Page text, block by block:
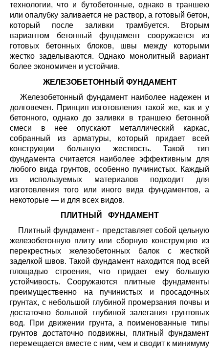
технологии, что и бутобетонные, однако в траншею
или опалубку заливается не раствор, а готовый бетон,
который после заливки трамбуется. Вторым
вариантом бетонный фундамент сооружается из
готовых бетонных блоков, швы между которыми
жестко заделываются. Однако монолитный вариант
более экономичен и устойчив.
ЖЕЛЕЗОБЕТОННЫЙ ФУНДАМЕНТ
Железобетонный фундамент наиболее надежен и
долговечен. Принцип изготовления такой же, как и у
бетонного, однако до заливки в траншею бетонной
смеси в нее опускают металлический каркас,
собранный из арматуры, который придает всей
конструкции большую жесткость. Такой тип
фундамента считается наиболее эффективным для
любого вида грунтов, особенно пучинистых. Каждый
из используемых материалов подходит для
изготовления того или иного вида фундаментов, а
некоторые — и для всех видов.
ПЛИТНЫЙ ФУНДАМЕНТ
Плитный фундамент - представляет собой цельную
железобетонную плиту или сборную конструкцию из
перекрестных железобетонных балок с жесткой
заделкой швов. Такой фундамент находится под всей
площадью строения, что придает ему большую
устойчивость. Сооружаются плитные фундаменты
преимущественно на пучинистых и просадочных
грунтах, с небольшой глубиной промерзания почвы и
достаточно большой глубиной залегания грунтовых
вод. При движении грунта, а поименованные типы
грунтов достаточно подвижны, плитный фундамент
перемещается вместе с ним, чем и сводит к минимуму